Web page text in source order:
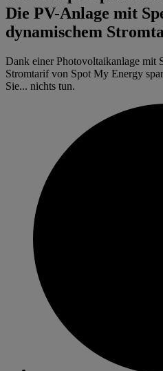
Die PV-Anlage mit
dynamischem
Dank einer Photovoltaikanlage mit
Stromtarif von Spot My Energy
Sie... nichts tun.